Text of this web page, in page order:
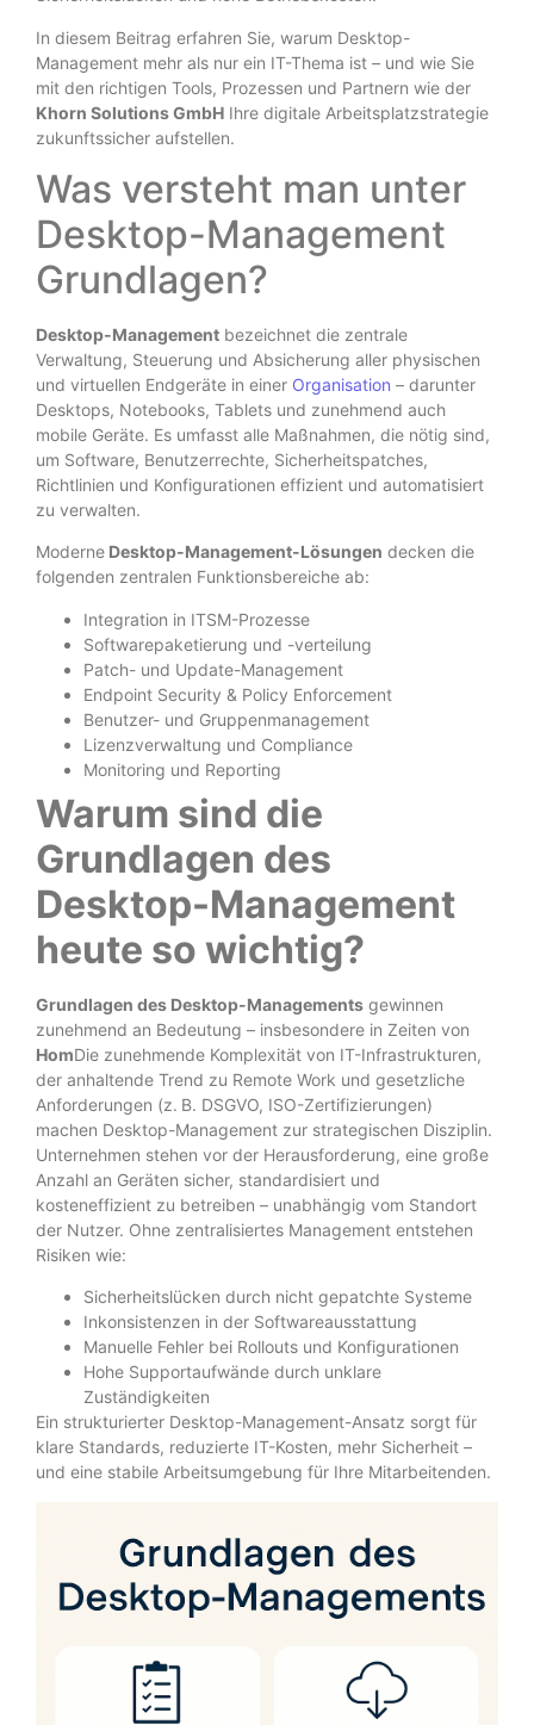
In diesem Beitrag erfahren Sie, warum Desktop-
Management mehr als nur ein IT-Thema ist – und wie Sie
mit den richtigen Tools, Prozessen und Partnern wie der
Khorn Solutions GmbH Ihre digitale Arbeitsplatzstrategie
zukunftssicher aufstellen.
Was versteht man unter
Desktop-Management
Grundlagen?
Desktop-Management bezeichnet die zentrale
Verwaltung, Steuerung und Absicherung aller physischen
und virtuellen Endgeräte in einer Organisation – darunter
Desktops, Notebooks, Tablets und zunehmend auch
mobile Geräte. Es umfasst alle Maßnahmen, die nötig sind,
um Software, Benutzerrechte, Sicherheitspatches,
Richtlinien und Konfigurationen effizient und automatisiert
zu verwalten.
Moderne Desktop-Management-Lösungen decken die
folgenden zentralen Funktionsbereiche ab:
Integration in ITSM-Prozesse
Softwarepaketierung und -verteilung
Patch- und Update-Management
Endpoint Security & Policy Enforcement
Benutzer- und Gruppenmanagement
Lizenzverwaltung und Compliance
Monitoring und Reporting
Warum sind die
Grundlagen des
Desktop-Management
heute so wichtig?
Grundlagen des Desktop-Managements gewinnen
zunehmend an Bedeutung – insbesondere in Zeiten von
HomDie zunehmende Komplexität von IT-Infrastrukturen,
der anhaltende Trend zu Remote Work und gesetzliche
Anforderungen (z. B. DSGVO, ISO-Zertifizierungen)
machen Desktop-Management zur strategischen Disziplin.
Unternehmen stehen vor der Herausforderung, eine große
Anzahl an Geräten sicher, standardisiert und
kosteneffizient zu betreiben – unabhängig vom Standort
der Nutzer. Ohne zentralisiertes Management entstehen
Risiken wie:
Sicherheitslücken durch nicht gepatchte Systeme
Inkonsistenzen in der Softwareausstattung
Manuelle Fehler bei Rollouts und Konfigurationen
Hohe Supportaufwände durch unklare
Zuständigkeiten
Ein strukturierter Desktop-Management-Ansatz sorgt für
klare Standards, reduzierte IT-Kosten, mehr Sicherheit –
und eine stabile Arbeitsumgebung für Ihre Mitarbeitenden.